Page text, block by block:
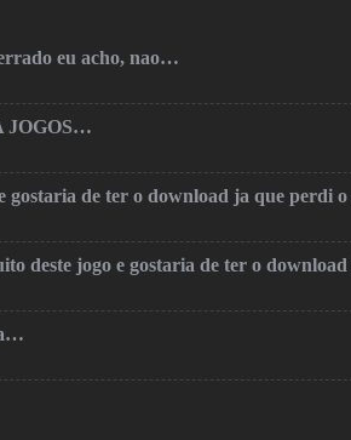
eu acho, nao…
JOGOS…
gostaria de ter o download ja que perdi
deste jogo e gostaria de ter o